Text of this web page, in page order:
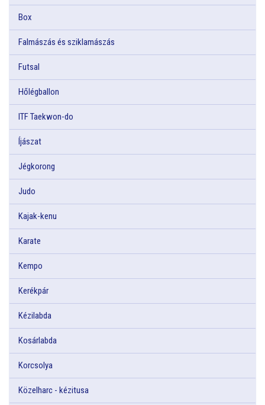
Box
Falmászás és sziklamászás
Futsal
Hőlégballon
ITF Taekwon-do
Íjászat
Jégkorong
Judo
Kajak-kenu
Karate
Kempo
Kerékpár
Kézilabda
Kosárlabda
Korcsolya
Közelharc - kézitusa